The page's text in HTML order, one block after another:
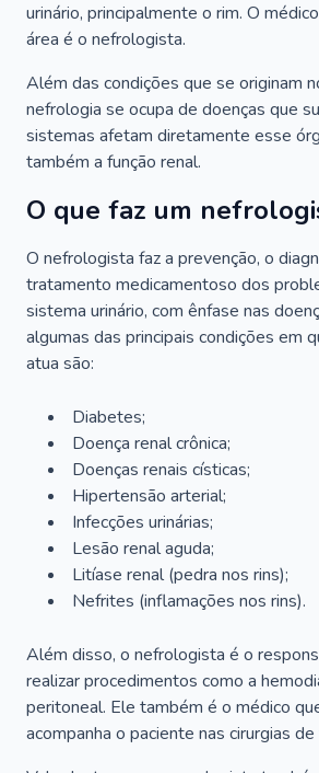
urinário, principalmente o rim. O
área é o nefrologista.
Além das condições que se originam
nefrologia se ocupa de doenças que
sistemas afetam diretamente esse
também a função renal.
O que faz um
O nefrologista faz a prevenção, o
tratamento medicamentoso dos
sistema urinário, com ênfase nas
algumas das principais condições em
atua são:
Diabetes;
Doença renal crônica;
Doenças renais císticas;
Hipertensão arterial;
Infecções urinárias;
Lesão renal aguda;
Litíase renal (pedra nos rins);
Nefrites (inflamações nos rins).
Além disso, o nefrologista é o
realizar procedimentos como a
peritoneal. Ele também é o médico
acompanha o paciente nas cirurgias